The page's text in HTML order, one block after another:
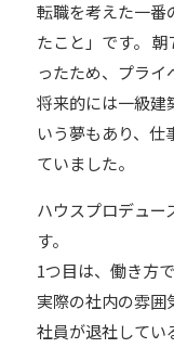
転職を考えた一番
たこと」です。
ったため、プライ
将来的には一級建
いう夢もあり、仕
ていました。
ハウスプロデュー
す。
1つ目は、働き方
実際の社内の雰囲
社員が退社してい